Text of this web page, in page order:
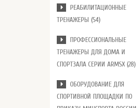
РЕАБИЛИТАЦИОННЫЕ
ТРЕНАЖЕРЫ (54)
ПРОФЕССИОНАЛЬНЫЕ
ТРЕНАЖЕРЫ ДЛЯ ДОМА И
СПОРТЗАЛА СЕРИИ ARMSX (28)
ОБОРУДОВАНИЕ ДЛЯ
СПОРТИВНОЙ ПЛОЩАДКИ ПО